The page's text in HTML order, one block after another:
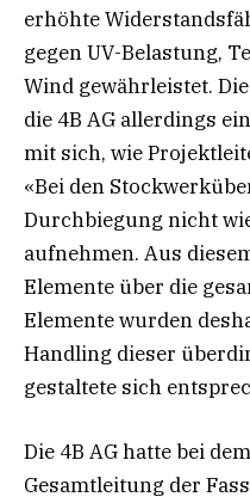
erhöhte
gegen UV-Belastung,
Wind gewährleistet.
die 4B AG allerdings
mit sich, wie
«Bei den
Durchbiegung nicht
aufnehmen. Aus
Elemente über die
Elemente wurden
Handling dieser
gestaltete sich
Die 4B AG hatte bei
Gesamtleitung der